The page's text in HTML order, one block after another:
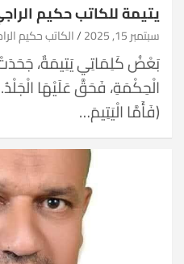
يتيمة للكاتب حكيم
سبتمبر 15, 2025 الكاتب حكيم
بَعْضُ كَلِمَاتِي يَتِيمَةٌ،
الْحِكْمَةِ، فَحَقَّ عَلَيْهَا
(فَأَمَّا الْيَتِيمَ…